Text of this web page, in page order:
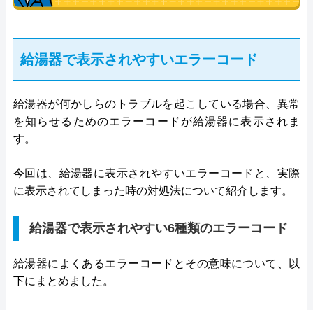
給湯器で表示されやすいエラーコード
給湯器が何かしらのトラブルを起こしている場合、異常
を知らせるためのエラーコードが給湯器に表示されま
す。
今回は、給湯器に表示されやすいエラーコードと、実際
に表示されてしまった時の対処法について紹介します。
給湯器で表示されやすい6種類のエラーコード
給湯器によくあるエラーコードとその意味について、以
下にまとめました。